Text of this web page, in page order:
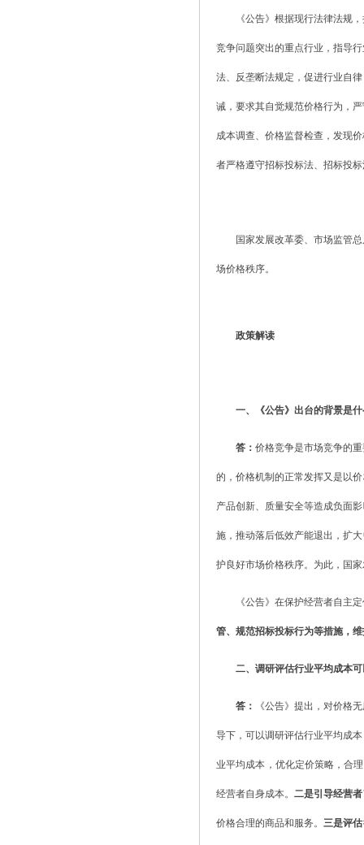
《公告》根据现行法律法规
竞争问题突出的重点行业，指导
法、反垄断法规定，促进行业自
诫，要求其自觉规范价格行为，
成本调查、价格监督检查，发现
者严格遵守招标投标法、招标投
国家发展改革委、市场监管
场价格秩序。
政策解读
一、《公告》出台的背景是
答：价格竞争是市场竞争的
的，价格机制的正常发挥又是以
产品创新、质量安全等造成负面
施，推动落后低效产能退出，扩
护良好市场价格秩序。为此，国
《公告》在保护经营者自主
管、规范招标投标行为等措施，
二、调研评估行业平均成本
答： 《公告》提出，对价格
导下，可以调研评估行业平均成
业平均成本，优化定价策略，合
经营者自身成本。二是引导经营
价格合理的商品和服务。 三是评